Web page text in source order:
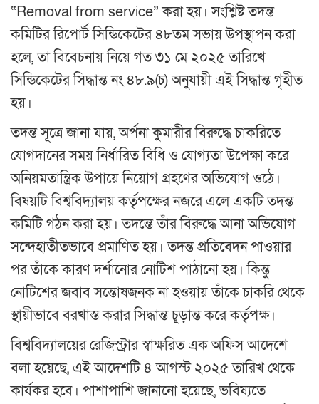
“Removal from service” করা হয়। সংশ্লিষ্ট তদন্ত
কমিটির রিপোর্ট সিন্ডিকেটের ৪৮তম সভায় উপস্থাপন করা
হলে, তা বিবেচনায় নিয়ে গত ৩১ মে ২০২৫ তারিখে
সিন্ডিকেটের সিদ্ধান্ত নং ৪৮.৯(চ) অনুযায়ী এই সিদ্ধান্ত গৃহীত
হয়।
তদন্ত সূত্রে জানা যায়, অর্পনা কুমারীর বিরুদ্ধে চাকরিতে
যোগদানের সময় নির্ধারিত বিধি ও যোগ্যতা উপেক্ষা করে
অনিয়মতান্ত্রিক উপায়ে নিয়োগ গ্রহণের অভিযোগ ওঠে।
বিষয়টি বিশ্ববিদ্যালয় কর্তৃপক্ষের নজরে এলে একটি তদন্ত
কমিটি গঠন করা হয়। তদন্তে তাঁর বিরুদ্ধে আনা অভিযোগ
সন্দেহাতীতভাবে প্রমাণিত হয়। তদন্ত প্রতিবেদন পাওয়ার
পর তাঁকে কারণ দর্শানোর নোটিশ পাঠানো হয়। কিন্তু
নোটিশের জবাব সন্তোষজনক না হওয়ায় তাঁকে চাকরি থেকে
স্থায়ীভাবে বরখাস্ত করার সিদ্ধান্ত চূড়ান্ত করে কর্তৃপক্ষ।
বিশ্ববিদ্যালয়ের রেজিস্ট্রার স্বাক্ষরিত এক অফিস আদেশে
বলা হয়েছে, এই আদেশটি ৪ আগস্ট ২০২৫ তারিখ থেকে
কার্যকর হবে। পাশাপাশি জানানো হয়েছে, ভবিষ্যতে